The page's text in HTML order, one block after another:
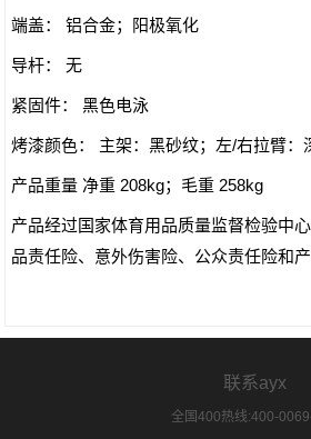
端盖： 铝合金；阳极氧化
导杆： 无
紧固件： 黑色电泳
烤漆颜色： 主架：黑砂纹；左/右拉臂：
产品重量 净重 208kg；毛重 258kg
产品经过国家体育用品质量监督检验中
品责任险、意外伤害险、公众责任险和产
联系ayx
全国400热线:400-